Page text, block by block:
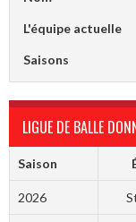
L'équipe actuelle
Saisons
LIGUE DE BALLE
Saison
2026